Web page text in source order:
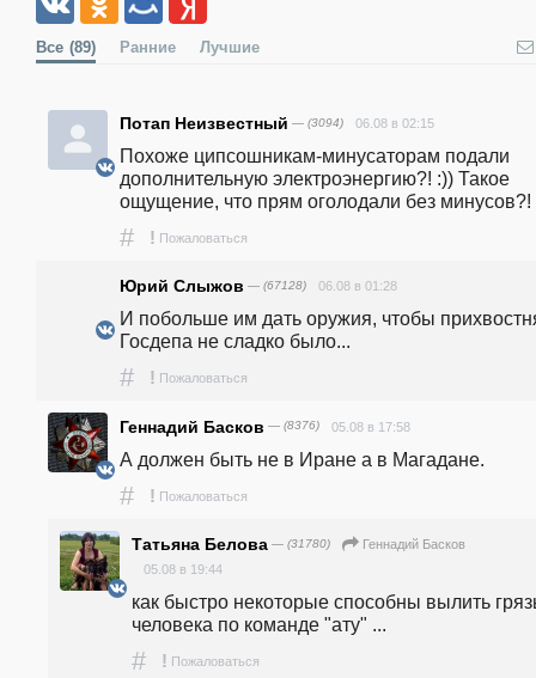
Все (89) Ранние Лучшие
Потап Неизвестный — (3094) 06.08 в 02:15
Похоже ципсошникам-минусаторам подали
дополнительную электроэнергию?! :)) Такое
ощущение, что прям оголодали без минусов?!
# ! Пожаловаться
Юрий Слыжов — (67128) 06.08 в 01:28
И побольше им дать оружия, чтобы
Госдепа не сладко было...
# ! Пожаловаться
Геннадий Басков — (8376) 05.08 в 17:58
А должен быть не в Иране а в Магадане.
# ! Пожаловаться
Татьяна Белова — (31780)
Геннадий Басков
05.08 в 19:44
как быстро некоторые способны вылить
человека по команде "ату" ...
# ! Пожаловаться